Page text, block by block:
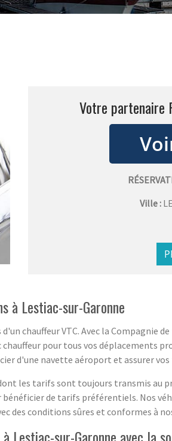
Votre partenaire
Ville :
à Lestiac-sur-Garonne
chauffeur VTC. Avec la Compagnie
pour tous vos déplacements
d'une navette aéroport et assurer
les tarifs sont toujours transmis au
de tarifs préférentiels. Nos
des conditions sûres et conformes à